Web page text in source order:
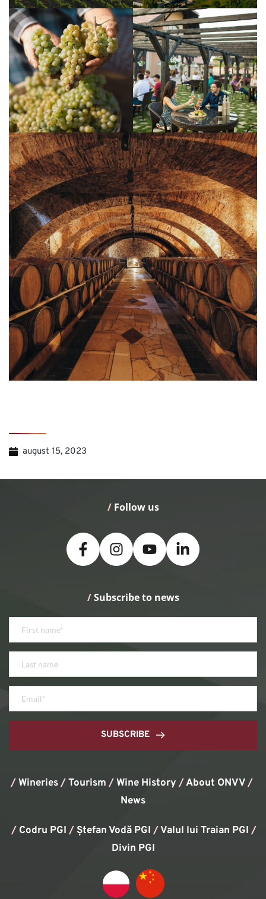
august 15, 2023
/ Follow us
/ Subscribe to news
SUBSCRIBE
/Wineries/Tourism /Wine History / About ONVV/
News
/ Codru PGI / Ștefan Vodă PGI /Valul lui Traian PGI
Divin PGI